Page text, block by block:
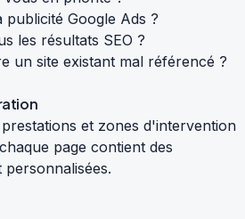
publicité Google Ads ?
les résultats SEO ?
un site existant mal référencé ?
et zones d'intervention
page contient des
personnalisées.